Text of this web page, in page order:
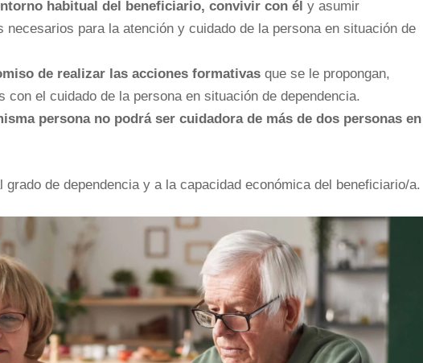
habitual del beneficiario, convivir con él y asumir
necesarios para la atención y cuidado de la persona en situación de
de realizar las acciones formativas que se le propongan,
con el cuidado de la persona en situación de dependencia.
persona no podrá ser cuidadora de más de dos personas en
de dependencia y a la capacidad económica del beneficiario/a.